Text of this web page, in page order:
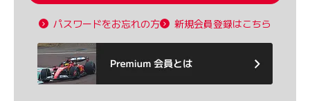
パスワードをお忘れの方 新規会員登録はこちら